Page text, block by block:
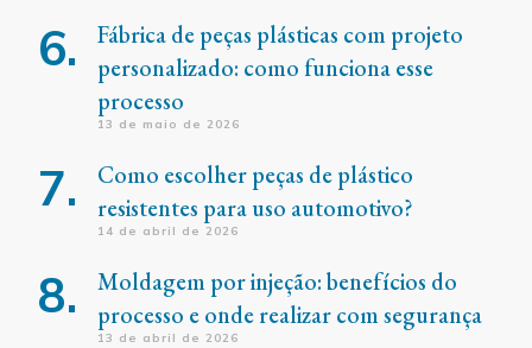
Fábrica de peças plásticas com projeto
personalizado: como funciona esse
processo
13 de maio de 2026
Como escolher peças de plástico
resistentes para uso automotivo?
14 de abril de 2026
Moldagem por injeção: benefícios do
processo e onde realizar com segurança
13 de abril de 2026